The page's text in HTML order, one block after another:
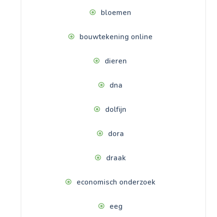
bloemen
bouwtekening online
dieren
dna
dolfijn
dora
draak
economisch onderzoek
eeg